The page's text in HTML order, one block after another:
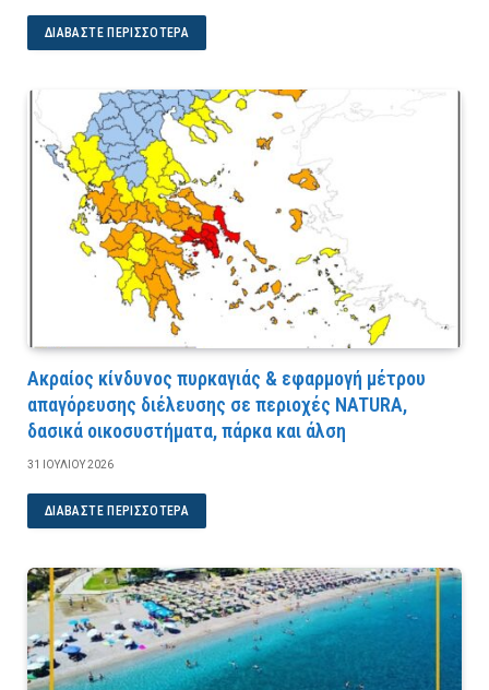
ΔΙΑΒΆΣΤΕ ΠΕΡΙΣΣΌΤΕΡΑ
Ακραίος κίνδυνος πυρκαγιάς & εφαρμογή μέτρου
απαγόρευσης διέλευσης σε περιοχές NATURA,
δασικά οικοσυστήματα, πάρκα και άλση
31 ΙΟΥΛΊΟΥ 2026
ΔΙΑΒΆΣΤΕ ΠΕΡΙΣΣΌΤΕΡΑ